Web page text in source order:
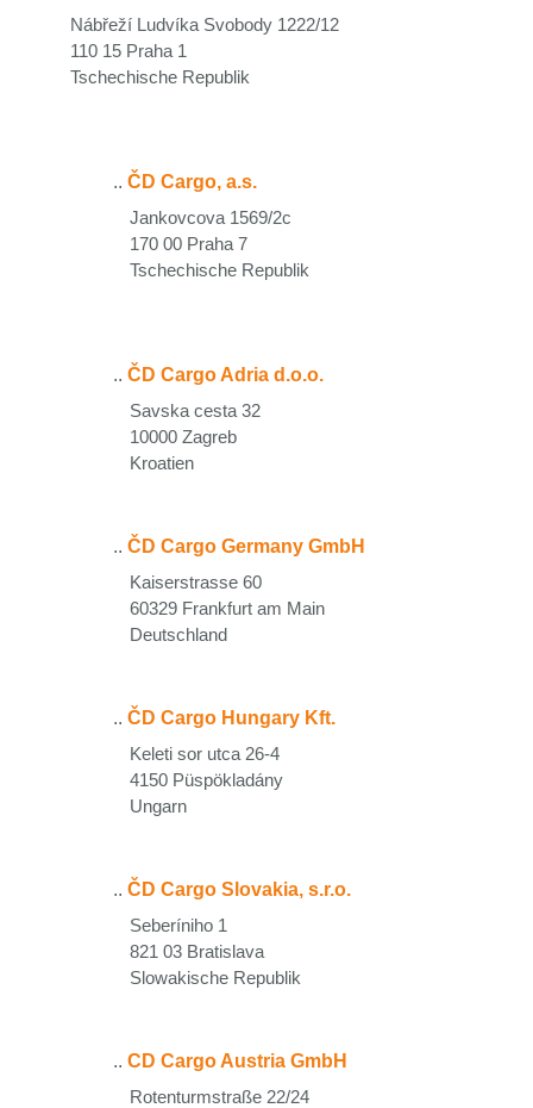
Nábřeží Ludvíka Svobody 1222/12
110 15 Praha 1
Tschechische Republik
.. ČD Cargo, a.s.
Jankovcova 1569/2c
170 00 Praha 7
Tschechische Republik
.. ČD Cargo Adria d.o.o.
Savska cesta 32
10000 Zagreb
Kroatien
.. ČD Cargo Germany GmbH
Kaiserstrasse 60
60329 Frankfurt am Main
Deutschland
.. ČD Cargo Hungary Kft.
Keleti sor utca 26-4
4150 Püspökladány
Ungarn
.. ČD Cargo Slovakia, s.r.o.
Seberíniho 1
821 03 Bratislava
Slowakische Republik
.. CD Cargo Austria GmbH
Rotenturmstraße 22/24